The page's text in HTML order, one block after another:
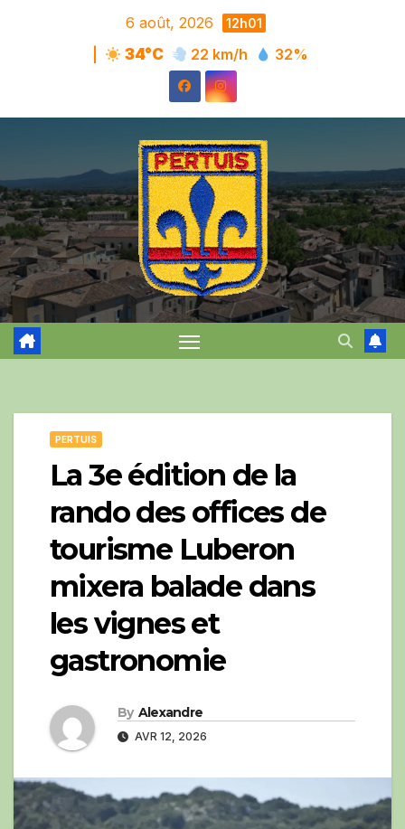
6 août, 2026 12h01
34°C 22 km/h 32%
PERTUIS
La 3e édition de la
rando des offices de
tourisme Luberon
mixera balade dans
les vignes et
gastronomie
By Alexandre
AVR 12, 2026